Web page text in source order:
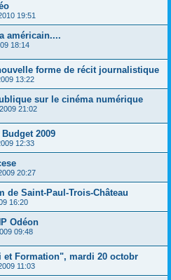
19:51
américain....
18:14
forme de récit journalistique
13:22
sur le cinéma numérique
21:02
2009
12:33
20:27
de Saint-Paul-Trois-Château
16:20
Odéon
09:48
et Formation", mardi 20 octobr
11:03